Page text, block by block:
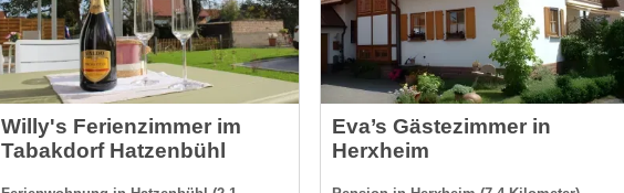
Willy's Ferienzimmer im
Tabakdorf Hatzenbühl
Eva’s Gästezimmer in
Herxheim